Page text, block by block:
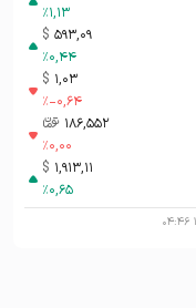
%1,13
593,09
$
%0,44
1,03
$
%-0,64
186,552 تومان-ء
%0,00
1,913,11
$
%0,65